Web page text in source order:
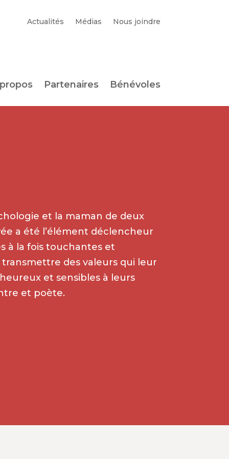
Actualités Médias Nous joindre
Partenaires Bénévoles
et la maman de deux
a été l’élément déclencheur
à la fois touchantes et
des valeurs qui leur
et sensibles à leurs
et poète.